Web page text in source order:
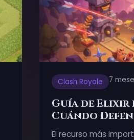
Clash Royale 7
Guía de Elixir
Cuándo
El recurso más